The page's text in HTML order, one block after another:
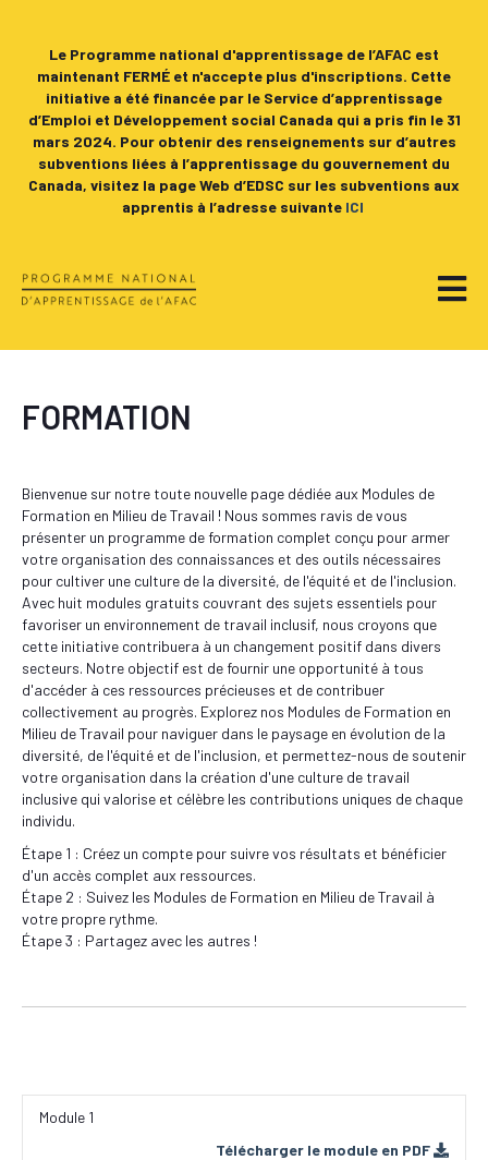
Le Programme national d'apprentissage de l’AFAC est
maintenant FERMÉ et n'accepte plus d'inscriptions. Cette
initiative a été financée par le Service d’apprentissage
d’Emploi et Développement social Canada qui a pris fin le 31
mars 2024. Pour obtenir des renseignements sur d’autres
subventions liées à l’apprentissage du gouvernement du
Canada, visitez la page Web d’EDSC sur les subventions aux
apprentis à l’adresse suivante ICI
FORMATION
Bienvenue sur notre toute nouvelle page dédiée aux Modules de
Formation en Milieu de Travail ! Nous sommes ravis de vous
présenter un programme de formation complet conçu pour armer
votre organisation des connaissances et des outils nécessaires
pour cultiver une culture de la diversité, de l'équité et de l'inclusion.
Avec huit modules gratuits couvrant des sujets essentiels pour
favoriser un environnement de travail inclusif, nous croyons que
cette initiative contribuera à un changement positif dans divers
secteurs. Notre objectif est de fournir une opportunité à tous
d'accéder à ces ressources précieuses et de contribuer
collectivement au progrès. Explorez nos Modules de Formation en
Milieu de Travail pour naviguer dans le paysage en évolution de la
diversité, de l'équité et de l'inclusion, et permettez-nous de soutenir
votre organisation dans la création d'une culture de travail
inclusive qui valorise et célèbre les contributions uniques de chaque
individu.
Étape 1 : Créez un compte pour suivre vos résultats et bénéficier
d'un accès complet aux ressources.
Étape 2 : Suivez les Modules de Formation en Milieu de Travail à
votre propre rythme.
Étape 3 : Partagez avec les autres !
Module 1
Télécharger le module en PDF